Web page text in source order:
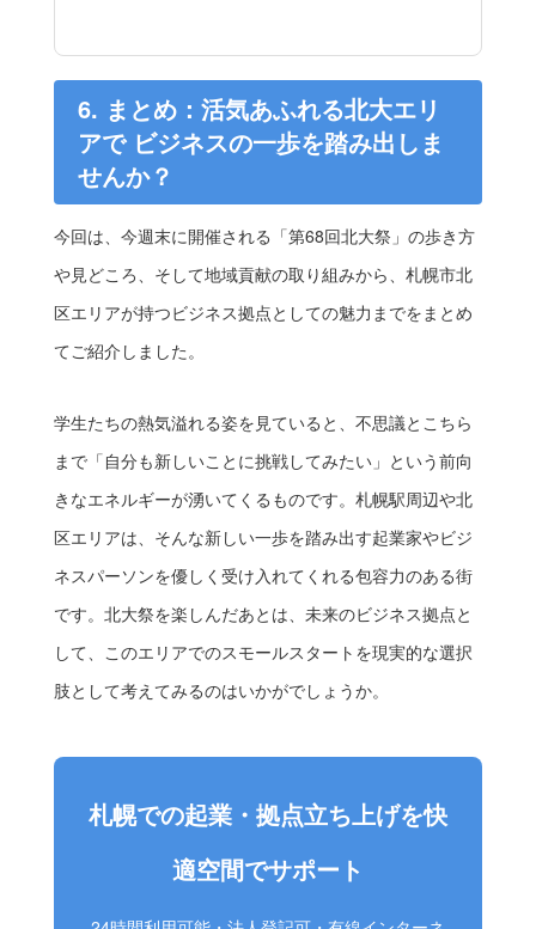
6. まとめ：活気あふれる北大エリ
アで ビジネスの一歩を踏み出しま
せんか？
今回は、今週末に開催される「第68回北大祭」の歩き方
や見どころ、そして地域貢献の取り組みから、札幌市北
区エリアが持つビジネス拠点としての魅力までをまとめ
てご紹介しました。
学生たちの熱気溢れる姿を見ていると、不思議とこちら
まで「自分も新しいことに挑戦してみたい」という前向
きなエネルギーが湧いてくるものです。札幌駅周辺や北
区エリアは、そんな新しい一歩を踏み出す起業家やビジ
ネスパーソンを優しく受け入れてくれる包容力のある街
です。北大祭を楽しんだあとは、未来のビジネス拠点と
して、このエリアでのスモールスタートを現実的な選択
肢として考えてみるのはいかがでしょうか。
札幌での起業・拠点立ち上げを快
適空間でサポート